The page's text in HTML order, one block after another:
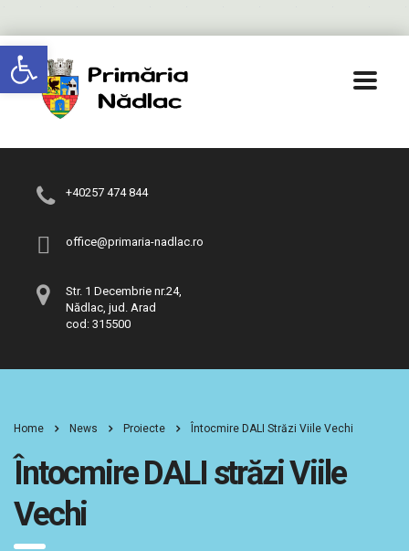
Deschide bara de unelte
+40257 474 844
office@primaria-nadlac.ro
Str. 1 Decembrie nr.24,
Nădlac, jud. Arad
cod: 315500
Home News Proiecte Întocmire DALI Străzi Viile Vechi
Întocmire DALI străzi Viile
Vechi